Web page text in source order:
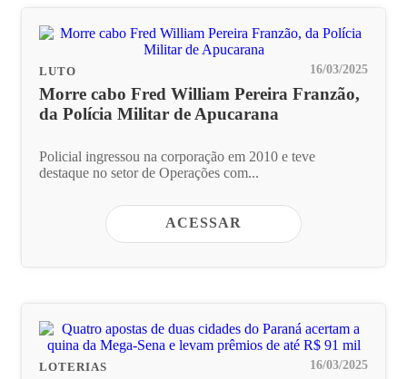
LUTO 16/03/2025
Morre cabo Fred William Pereira Franzão,
da Polícia Militar de Apucarana
Policial ingressou na corporação em 2010 e teve
destaque no setor de Operações com...
ACESSAR
LOTERIAS 16/03/2025